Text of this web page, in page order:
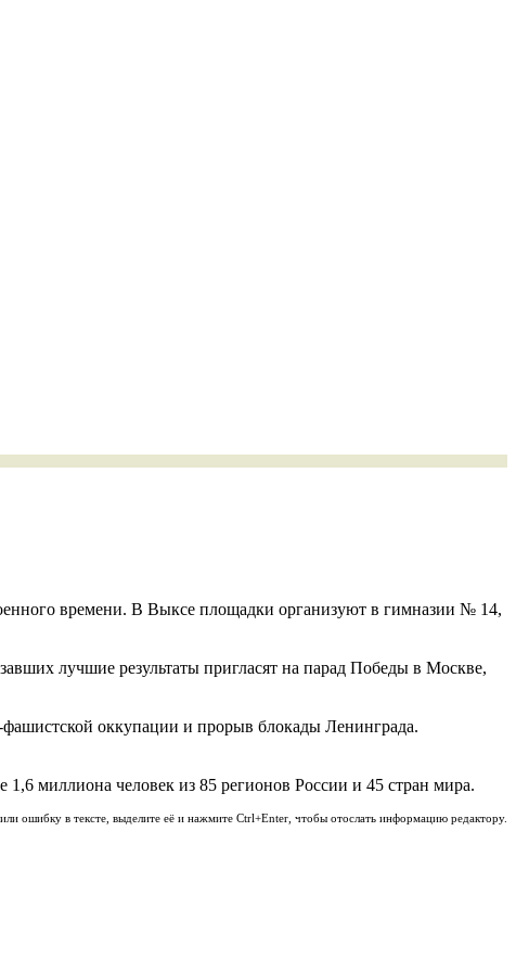
времени. В Выксе площадки организуют в гимназии № 14,
лучшие результаты пригласят на парад Победы в Москве,
оккупации и прорыв блокады Ленинграда.
миллиона человек из 85 регионов России и 45 стран мира.
ошибку в тексте, выделите её и нажмите Ctrl+Enter, чтобы отослать информацию редактору.